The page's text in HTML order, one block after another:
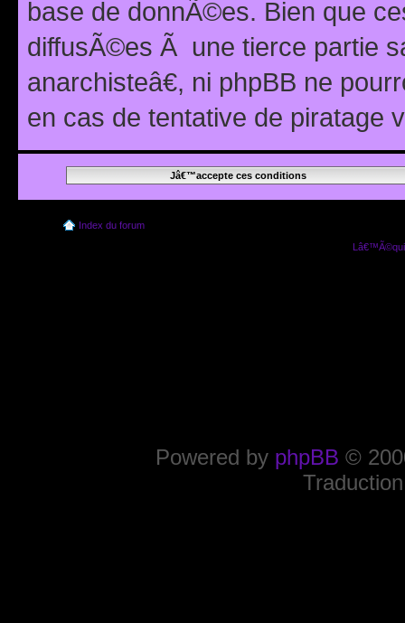
base de donnÃ©es. Bien que
diffusÃ©es Ã une tierce partie
anarchisteâ€, ni phpBB ne
en cas de tentative de piratage
Index du forum
Powered by phpBB ©